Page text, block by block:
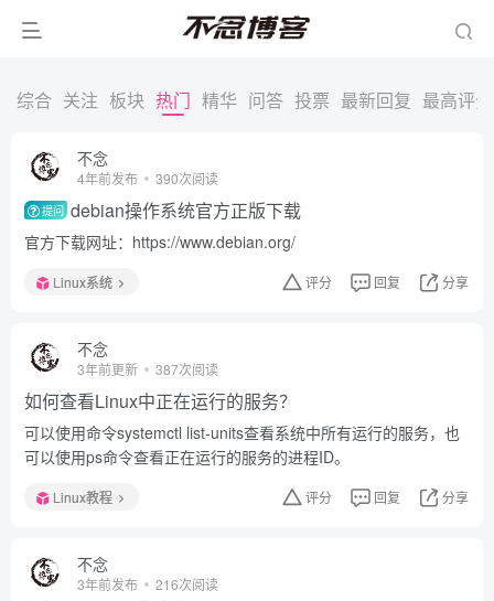
综合 关注 板块 热门 精华 问答 投票 最新回复 最高评分
不念
4年前发布 390次阅读
提问 debian操作系统官方正版下载
官方下载网址：https://www.debian.org/
Linux系统 评分 回复 分享
不念
3年前更新 387次阅读
如何查看Linux中正在运行的服务？
可以使用命令systemctl list-units查看系统中所有运行的服务，也
可以使用ps命令查看正在运行的服务的进程ID。
Linux教程 评分 回复 分享
不念
3年前发布 216次阅读